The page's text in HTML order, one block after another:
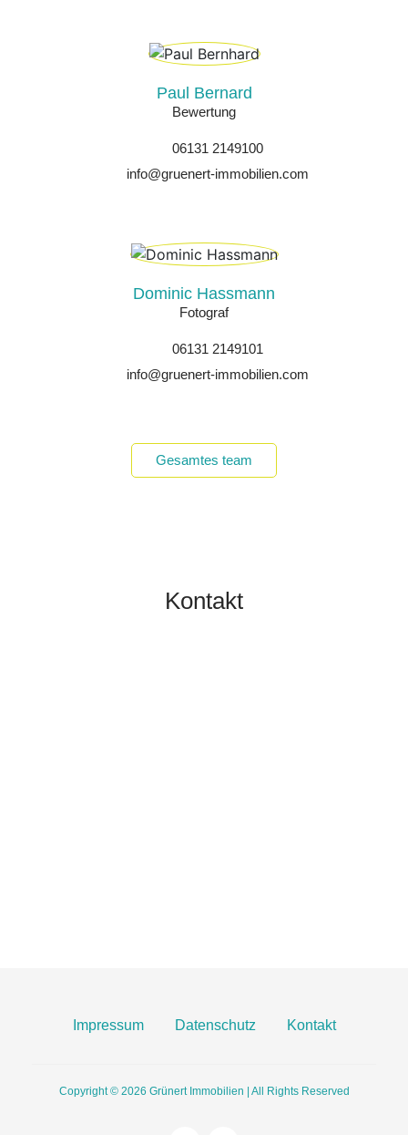
Paul Bernard
Bewertung
06131 2149100
info@gruenert-immobilien.com
Dominic Hassmann
Fotograf
06131 2149101
info@gruenert-immobilien.com
Gesamtes team
Kontakt
Impressum Datenschutz Kontakt
Copyright © 2026 Grünert Immobilien | All Rights Reserved